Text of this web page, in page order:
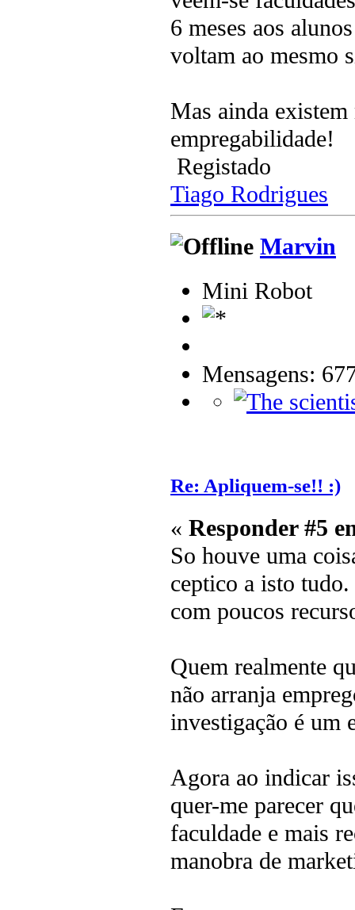
6 meses aos
voltam ao mesmo
Mas ainda existem
empregabilidade!
Registado
Tiago Rodrigues
Marvin
Mini Robot
Mensagens:
Re: Apliquem-se!! :)
« Responder #5
So houve uma
ceptico a isto
com poucos
Quem realmente
não arranja
investigação é um
Agora ao indicar
quer-me parecer
faculdade e mais
manobra de